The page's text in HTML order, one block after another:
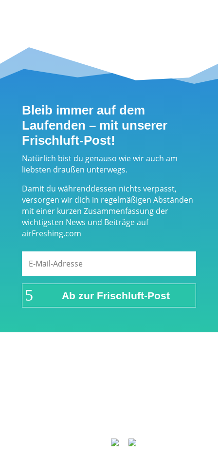
Wasserversor
gung beim
Bleib immer auf dem
Laufenden – mit unserer
Frischluft-Post!
Natürlich bist du genauso wie wir auch am
liebsten draußen unterwegs.
Damit du währenddessen nichts verpasst,
versorgen wir dich in regelmäßigen Abständen
mit einer kurzen Zusammenfassung der
wichtigsten News und Beiträge auf
airFreshing.com
Ab zur Frischluft-Post